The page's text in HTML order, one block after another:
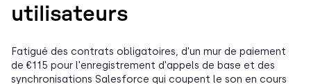
utilisateurs
Fatigué des contrats obligatoires, d'un mur de paiement
de €115 pour l'enregistrement d'appels de base et des
synchronisations Salesforce qui coupent le son en cours